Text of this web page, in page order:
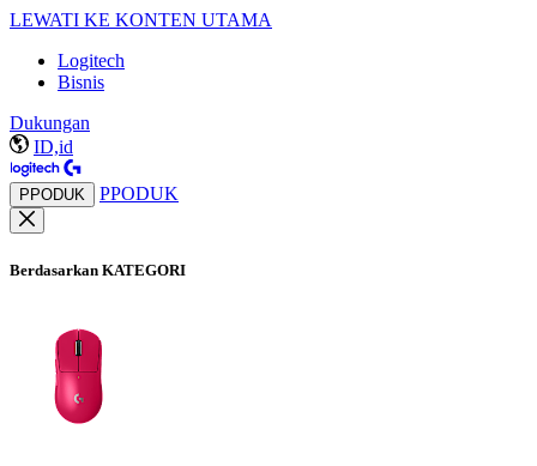
LEWATI KE KONTEN UTAMA
Logitech
Bisnis
Dukungan
ID,id
PPODUK PPODUK
Berdasarkan KATEGORI